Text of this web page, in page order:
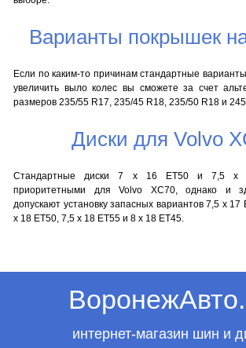
Варианты покрышек
Если по каким-то причинам стандартные
увеличить выло колес вы сможете за счет
размеров 235/55 R17, 235/45 R18, 235/50 R18 и
Диски для Volvo
Стандартные диски 7 x 16 ET50 и 7,5 x
приоритетными для Volvo XC70, однако и
допускают установку запасных вариантов 7,5 x 17
x 18 ET50, 7,5 x 18 ET55 и 8 x 18 ET45.
интернет-магазин шин и